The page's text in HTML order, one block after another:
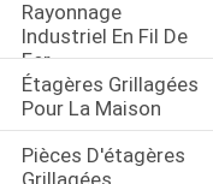
Rayonnage
Industriel En Fil De
Fer
Étagères Grillagées
Pour La Maison
Pièces D'étagères